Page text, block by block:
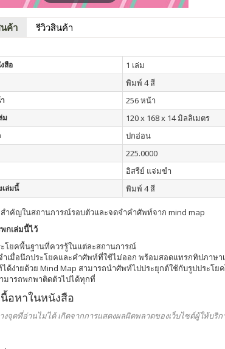
ค้า รีวิวสินค้า
สือ 1 เล่ม
พิมพ์ 4 สี
256 หน้า
ม 120 x 168 x 14 มิลลิเมตร
ปกอ่อน
225.0000
อิสรีย์ แจ่มขำ
เล่มนี้ พิมพ์ 4 สี
ำคัญในสถานการณ์รอบตัวและจดจำคำศัพท์จาก mind map
กเล่มนี้ไว้
โยคพื้นฐานที่ควรรู้ในแต่ละสถานการณ์
เมื่อนึกประโยคและคำศัพท์ที่ใช้ไม่ออก พร้อมสอดแทรกทิปภาษา
ด้ง่ายด้วย Mind Map สามารถนำศัพท์ไปประยุกต์ใช้กับรูปประโย
ามารถพกพาติดตัวไปได้ทุกที่
นื้อหาในหนังสือ
งจุดที่อ่านไม่ได้ เกิดจากการแสดงผลผิดพลาดของเว็บไซต์ผู้ให้บริ